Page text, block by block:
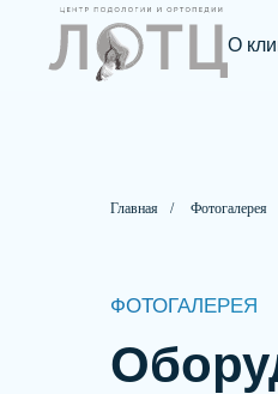
О
Главная / Фотогалерея
ФОТОГАЛЕРЕЯ